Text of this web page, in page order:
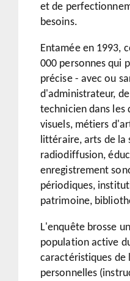
et de
besoins.
Entamée en 1993,
000 personnes qui
précise - avec ou
d'administrateur,
technicien dans les
visuels, métiers
littéraire, arts de la
radiodiffusion,
enregistrement
périodiques,
patrimoine,
L'enquête brosse
population active
caractéristiques de
personnelles